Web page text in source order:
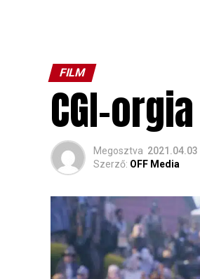
FILM
CGI-
Megosztva 2021.04.03
Szerző: OFF Media